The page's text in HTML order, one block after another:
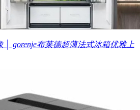
│ gorenje布莱德超薄法式冰箱优雅上